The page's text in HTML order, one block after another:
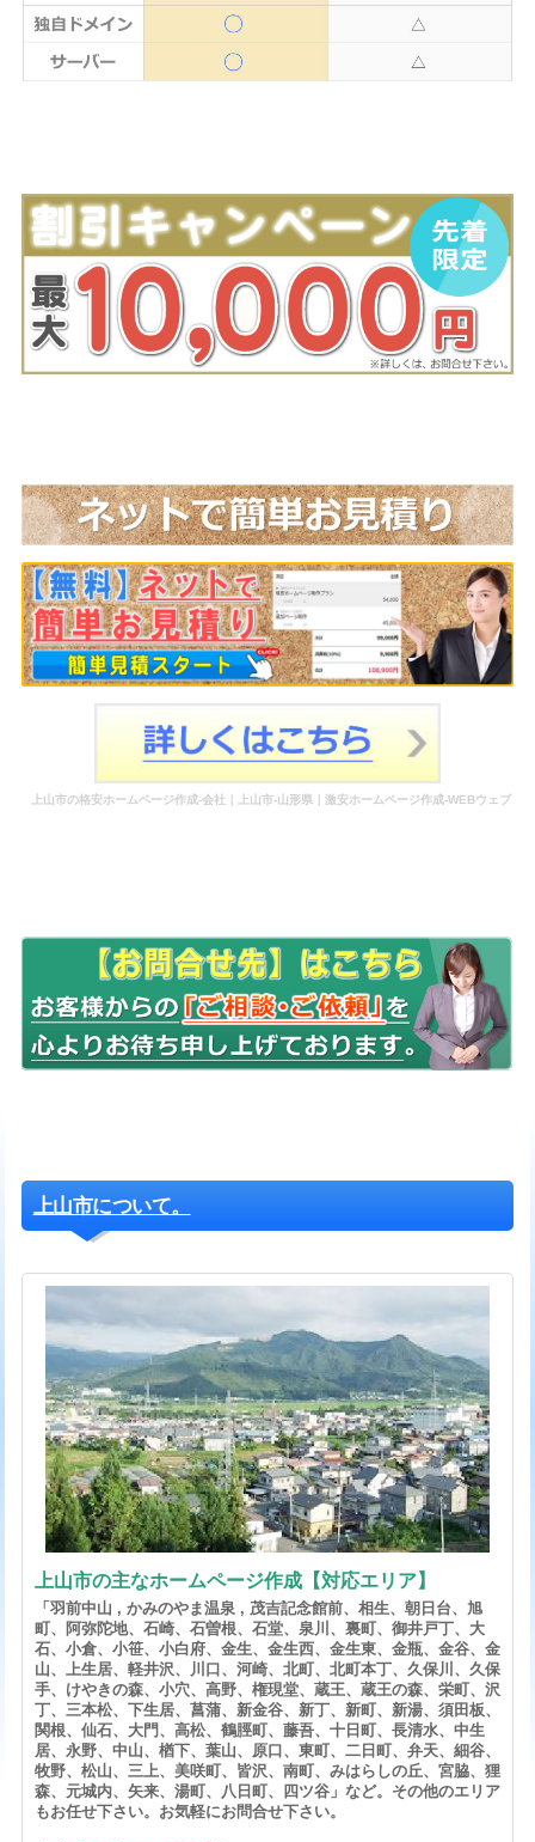
上山市の格安ホームページ作成-会社｜上山市-山形県｜激安ホームページ作成-WEBウェブ
上山市について。
上山市の主なホームページ作成【対応エリア】
「羽前中山 , かみのやま温泉 , 茂吉記念館前、相生、朝日台、旭
町、阿弥陀地、石崎、石曽根、石堂、泉川、裏町、御井戸丁、大
石、小倉、小笹、小白府、金生、金生西、金生東、金瓶、金谷、金
山、上生居、軽井沢、川口、河崎、北町、北町本丁、久保川、久保
手、けやきの森、小穴、高野、権現堂、蔵王、蔵王の森、栄町、沢
丁、三本松、下生居、菖蒲、新金谷、新丁、新町、新湯、須田板、
関根、仙石、大門、高松、鶴脛町、藤吾、十日町、長清水、中生
居、永野、中山、楢下、葉山、原口、東町、二日町、弁天、細谷、
牧野、松山、三上、美咲町、皆沢、南町、みはらしの丘、宮脇、狸
森、元城内、矢来、湯町、八日町、四ツ谷」など。その他のエリア
もお任せ下さい。お気軽にお問合せ下さい。